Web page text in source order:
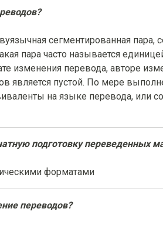
сегментированная пара,
пара часто называется
изменения перевода, авторе
является пустой. По мере
на языке перевода, или
подготовку переведенных
форматами
переводов?